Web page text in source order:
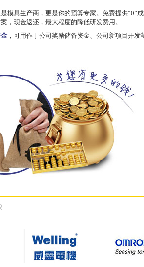
模具生产商，更是你的预算专家。免费提供“0”
，现金返还，最大程度的降低研发费用。
，可用作于公司奖励储备资金、公司新项目开发